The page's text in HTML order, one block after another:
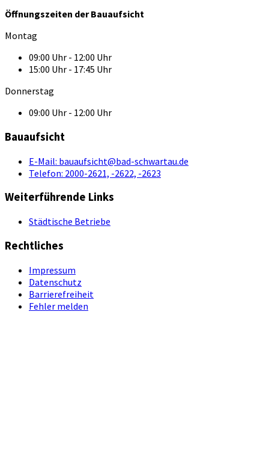
Öffnungszeiten der Bauaufsicht
Montag
09:00 Uhr - 12:00 Uhr
15:00 Uhr - 17:45 Uhr
Donnerstag
09:00 Uhr - 12:00 Uhr
Bauaufsicht
E-Mail: bauaufsicht@bad-schwartau.de
Telefon: 2000-2621, -2622, -2623
Weiterführende Links
Städtische Betriebe
Rechtliches
Impressum
Datenschutz
Barrierefreiheit
Fehler melden